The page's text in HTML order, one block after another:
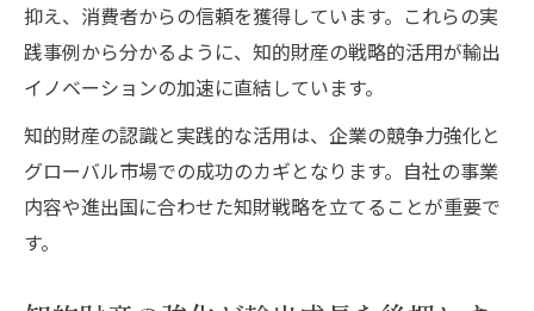
抑え、消費者からの信頼を獲得しています。これらの実
践事例から分かるように、知的財産の戦略的活用が輸出
イノベーションの加速に直結しています。
知的財産の認識と実践的な活用は、企業の競争力強化と
グローバル市場での成功のカギとなります。自社の事業
内容や進出国に合わせた知財戦略を立てることが重要で
す。